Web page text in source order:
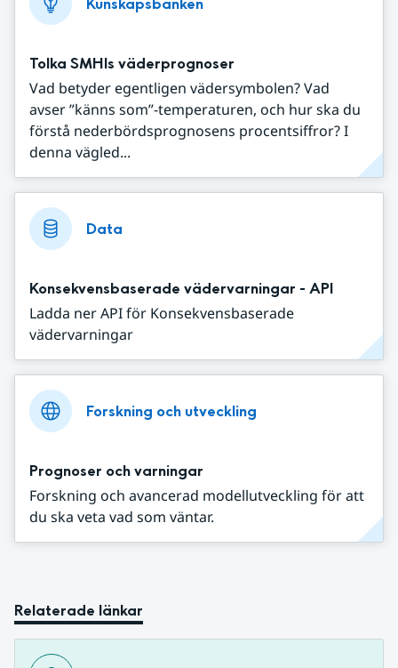
Tolka SMHIs väderprognoser
Vad betyder egentligen vädersymbolen? Vad
avser ”känns som”-temperaturen, och hur ska du
förstå nederbördsprognosens procentsiffror? I
denna vägled...
Data
Konsekvensbaserade vädervarningar - API
Ladda ner API för Konsekvensbaserade
vädervarningar
Forskning och utveckling
Prognoser och varningar
Forskning och avancerad modellutveckling för att
du ska veta vad som väntar.
Relaterade länkar